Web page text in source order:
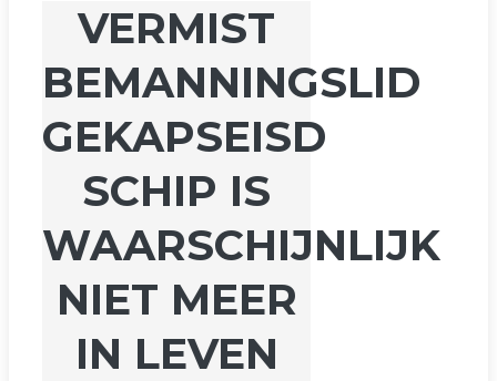
VERMIST
BEMANNINGSLID
GEKAPSEISD
SCHIP IS
WAARSCHIJNLIJK
NIET MEER
IN LEVEN